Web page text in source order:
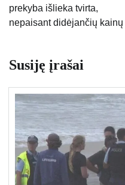
įrašų
prekyba išlieka tvirta,
nepaisant didėjančių kainų
Susiję įrašai